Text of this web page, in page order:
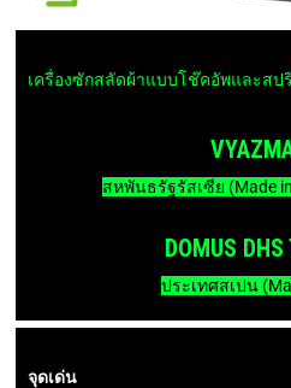
เครื่องซักสลัดผ้าแบบโช๊คอัพและสปริ
สหพันธรัฐรัสเซีย (Made
DOMUS DHS
ประเทศสเปน
จุดเด่น